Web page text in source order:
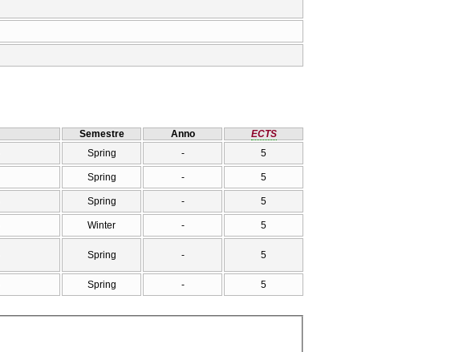
Semestre Anno
ECTS
Spring - 5
Spring - 5
Spring - 5
Winter - 5
Spring - 5
Spring - 5